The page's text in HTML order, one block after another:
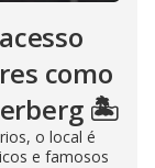
como
🏝️
o local é
e famosos